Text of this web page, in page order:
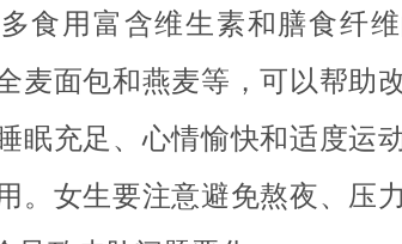
食用富含维生素和膳食纤
麦面包和燕麦等，可以帮助
眠充足、心情愉快和适度运
。女生要注意避免熬夜、压